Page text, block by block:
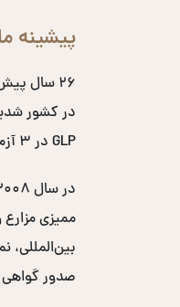
پیشینه
۲۶ سال
GLP در ۳ آزمایشگاه خاویار شیلات ایران، توانستیم تایید اتحادیه اروپایی را اخذ کرده و کد EC خاویار ایران را دریافت کنیم.
صدور گواهی